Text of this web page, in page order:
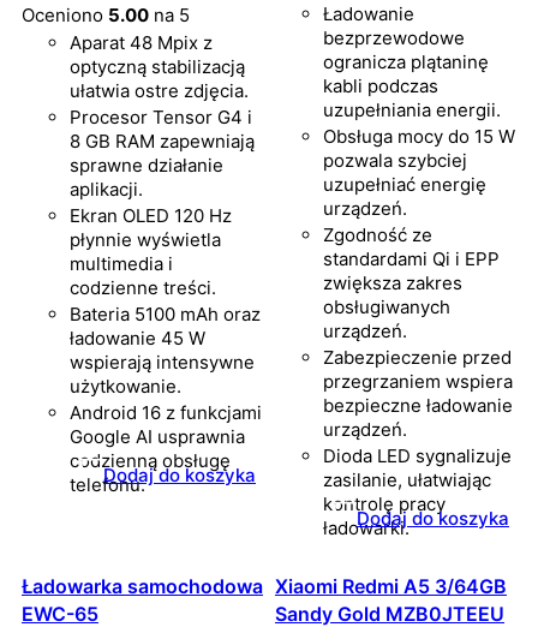
Oceniono 5.00 na 5
Aparat 48 Mpix z
optyczną stabilizacją
ułatwia ostre zdjęcia.
Procesor Tensor G4 i
8 GB RAM zapewniają
sprawne działanie
aplikacji.
Ekran OLED 120 Hz
płynnie wyświetla
multimedia i
codzienne treści.
Bateria 5100 mAh oraz
ładowanie 45 W
wspierają intensywne
użytkowanie.
Android 16 z funkcjami
Google AI usprawnia
codzienną obsługę
telefonu.
Dodaj do koszyka
Ładowanie
bezprzewodowe
ogranicza plątaninę
kabli podczas
uzupełniania energii.
Obsługa mocy do 15 W
pozwala szybciej
uzupełniać energię
urządzeń.
Zgodność ze
standardami Qi i EPP
zwiększa zakres
obsługiwanych
urządzeń.
Zabezpieczenie przed
przegrzaniem wspiera
bezpieczne ładowanie
urządzeń.
Dioda LED sygnalizuje
zasilanie, ułatwiając
kontrolę pracy
ładowarki.
Dodaj do koszyka
Ładowarka samochodowa
EWC-65
Xiaomi Redmi A5 3/64GB
Sandy Gold MZB0JTEEU